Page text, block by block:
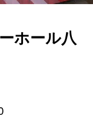
ホール八